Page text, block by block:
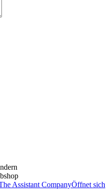
Assistant CompanyÖffnet sich